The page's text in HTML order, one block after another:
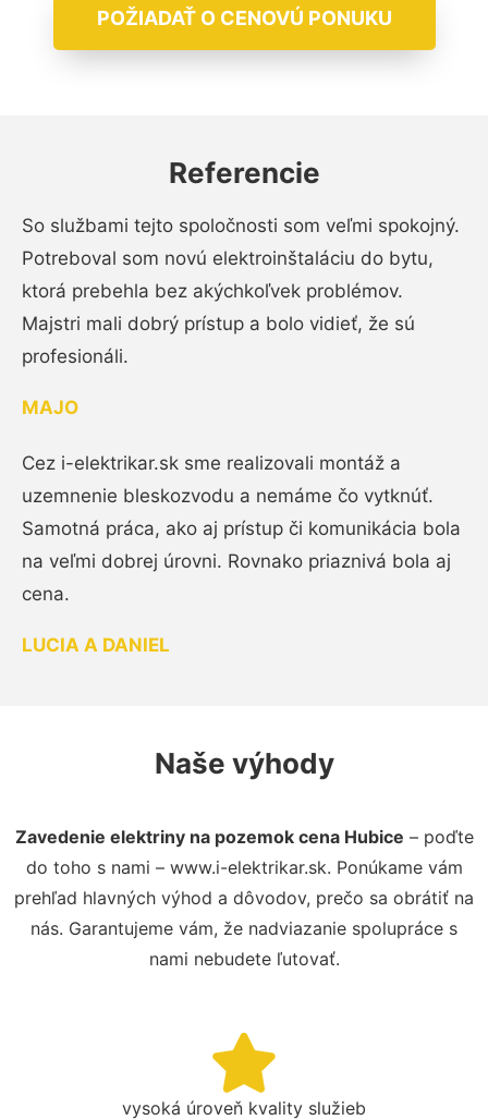
POŽIADAŤ O CENOVÚ PONUKU
Referencie
So službami tejto spoločnosti som veľmi spokojný.
Potreboval som novú elektroinštaláciu do bytu,
ktorá prebehla bez akýchkoľvek problémov.
Majstri mali dobrý prístup a bolo vidieť, že sú
profesionáli.
MAJO
Cez i-elektrikar.sk sme realizovali montáž a
uzemnenie bleskozvodu a nemáme čo vytknúť.
Samotná práca, ako aj prístup či komunikácia bola
na veľmi dobrej úrovni. Rovnako priaznivá bola aj
cena.
LUCIA A DANIEL
Naše výhody
Zavedenie elektriny na pozemok cena Hubice – poďte
do toho s nami – www.i-elektrikar.sk. Ponúkame vám
prehľad hlavných výhod a dôvodov, prečo sa obrátiť na
nás. Garantujeme vám, že nadviazanie spolupráce s
nami nebudete ľutovať.
vysoká úroveň kvality služieb